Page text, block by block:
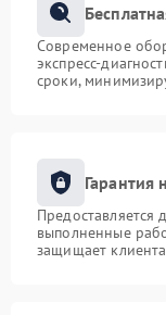
Современное
экспресс-
сроки,
Гарантия
Предоставляется
выполненные
защищает